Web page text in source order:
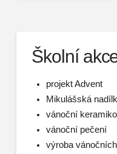
Školní
projekt Advent
Mikulášská
vánoční
vánoční pečení
výroba